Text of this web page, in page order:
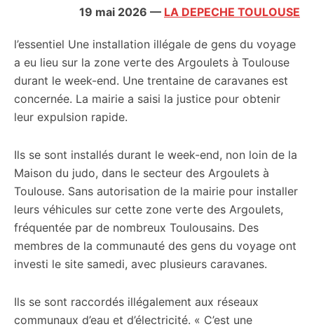
19 mai 2026 — LA DEPECHE TOULOUSE
l’essentiel Une installation illégale de gens du voyage
a eu lieu sur la zone verte des Argoulets à Toulouse
durant le week-end. Une trentaine de caravanes est
concernée. La mairie a saisi la justice pour obtenir
leur expulsion rapide.
Ils se sont installés durant le week-end, non loin de la
Maison du judo, dans le secteur des Argoulets à
Toulouse. Sans autorisation de la mairie pour installer
leurs véhicules sur cette zone verte des Argoulets,
fréquentée par de nombreux Toulousains. Des
membres de la communauté des gens du voyage ont
investi le site samedi, avec plusieurs caravanes.
Ils se sont raccordés illégalement aux réseaux
communaux d’eau et d’électricité. « C’est une